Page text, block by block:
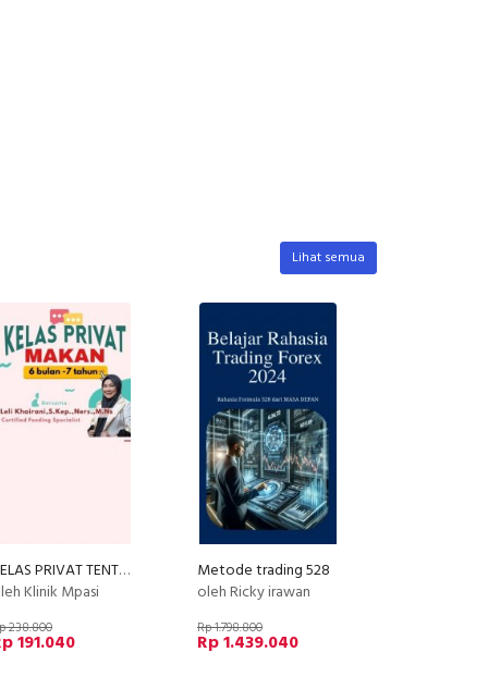
Lihat semua
KELAS PRIVAT TENTANG MAKAN (by Klinik MPASI )
Klinik Mpasi
238.800
191.040
Metode trading 528
oleh Ricky irawan
Rp 1.798.800
Rp 1.439.040